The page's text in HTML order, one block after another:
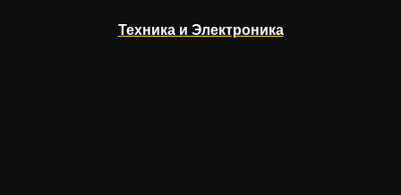
Техника и Электроника